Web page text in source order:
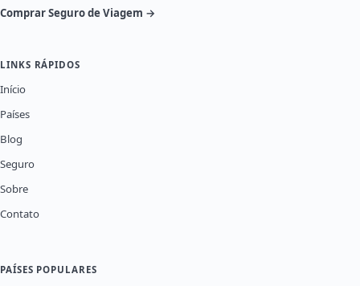
Comprar Seguro de Viagem →
LINKS RÁPIDOS
Início
Países
Blog
Seguro
Sobre
Contato
PAÍSES POPULARES